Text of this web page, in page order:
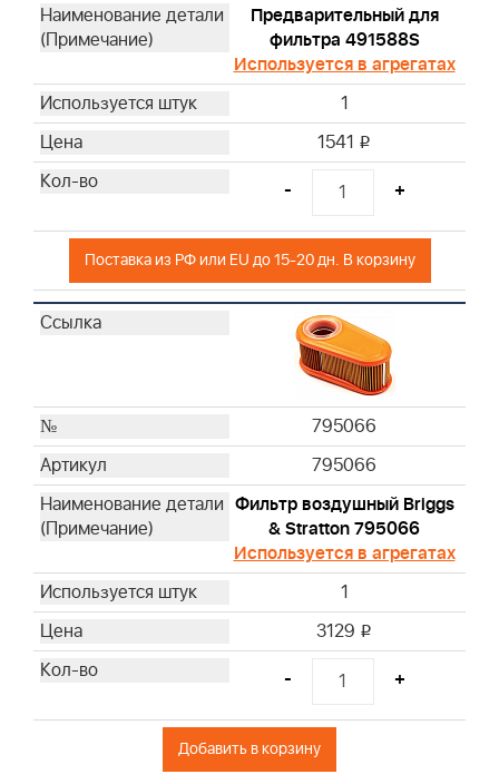
Предварительный для
фильтра 491588S
Используется в агрегатах
1
1541 i
- +
Поставка из РФ или EU до 15-20 дн. В корзину
795066
795066
Фильтр воздушный Briggs
& Stratton 795066
Используется в агрегатах
1
3129 i
- +
Добавить в корзину